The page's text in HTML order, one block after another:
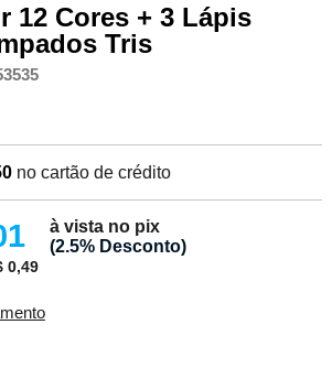
12 Cores + 3 Lápis
Tris
no cartão de crédito
à vista no pix
(2.5% Desconto)
0,49